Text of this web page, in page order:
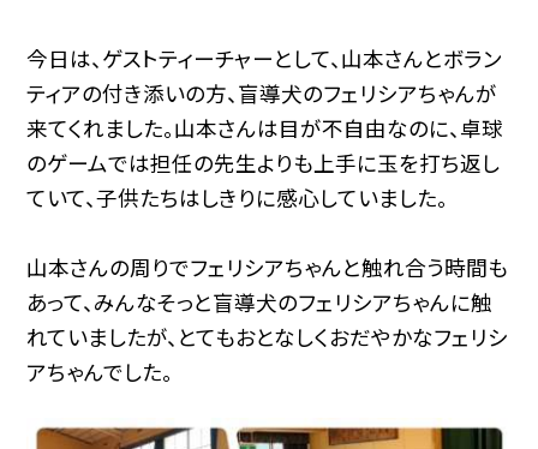
今日は、ゲストティーチャーとして、山本さんとボラン
ティアの付き添いの方、盲導犬のフェリシアちゃんが
来てくれました。山本さんは目が不自由なのに、卓球
のゲームでは担任の先生よりも上手に玉を打ち返し
ていて、子供たちはしきりに感心していました。
山本さんの周りでフェリシアちゃんと触れ合う時間も
あって、みんなそっと盲導犬のフェリシアちゃんに触
れていましたが、とてもおとなしくおだやかなフェリシ
アちゃんでした。